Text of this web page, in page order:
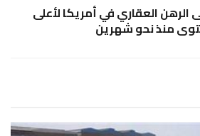
الرهن العقاري في أمريكا لأعلى
منذ نحو شهرين